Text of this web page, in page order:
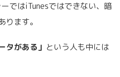
ではiTunesではできない、暗
ます。
タがある」 という人も中には